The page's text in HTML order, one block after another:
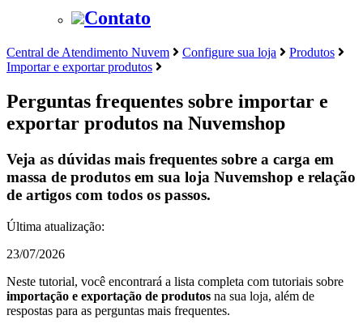
Contato
Central de Atendimento Nuvem Configure sua loja
Produtos
Importar e exportar produtos
Perguntas frequentes sobre importar e
exportar produtos na Nuvemshop
Veja as dúvidas mais frequentes sobre a carga em
massa de produtos em sua loja Nuvemshop e relação
de artigos com todos os passos.
Última atualização:
23/07/2026
Neste tutorial, você encontrará a lista completa com tutoriais sobre
importação e exportação de produtos na sua loja, além de
respostas para as perguntas mais frequentes.